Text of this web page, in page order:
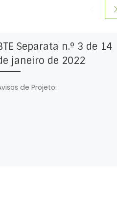
Separata n.º 3 de 14
janeiro de 2022
de Projeto: